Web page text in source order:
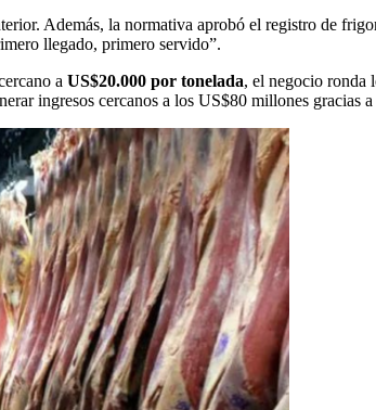
Además, la normativa aprobó el registro de
llegado, primero servido”.
a US$20.000 por tonelada, el negocio ronda
ingresos cercanos a los US$80 millones gracias a